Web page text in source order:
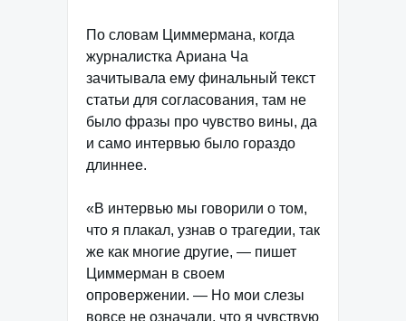
По словам Циммермана, когда
журналистка Ариана Ча
зачитывала ему финальный текст
статьи для согласования, там не
было фразы про чувство вины, да
и само интервью было гораздо
длиннее.
«В интервью мы говорили о том,
что я плакал, узнав о трагедии, так
же как многие другие, — пишет
Циммерман в своем
опровержении. — Но мои слезы
вовсе не означали, что я чувствую